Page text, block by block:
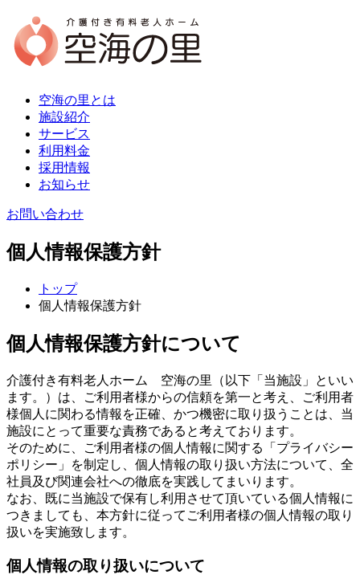
空海の里とは
施設紹介
サービス
利用料金
採用情報
お知らせ
お問い合わせ
個人情報保護方針
トップ
個人情報保護方針
個人情報保護方針について
介護付き有料老人ホーム 空海の里（以下「当施設」といい
ます。）は、ご利用者様からの信頼を第一と考え、ご利用者
様個人に関わる情報を正確、かつ機密に取り扱うことは、当
施設にとって重要な責務であると考えております。
そのために、ご利用者様の個人情報に関する「プライバシー
ポリシー」を制定し、個人情報の取り扱い方法について、全
社員及び関連会社への徹底を実践してまいります。
なお、既に当施設で保有し利用させて頂いている個人情報に
つきましても、本方針に従ってご利用者様の個人情報の取り
扱いを実施致します。
個人情報の取り扱いについて